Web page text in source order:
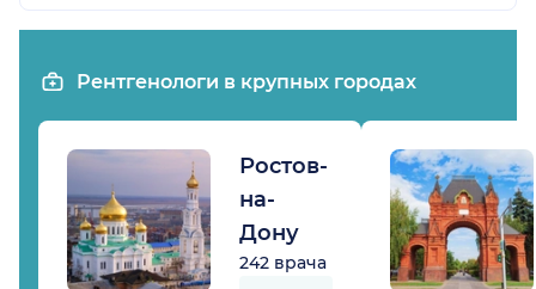
Рентгенологи в крупных городах
Ростов-
на-
Дону
242 врача